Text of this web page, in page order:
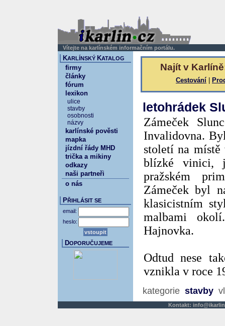
Vítejte na karlínském informačním portálu.
Najít v
Cestování
letohrádek
Zámeček
Invalidovna.
století na
blízké vinici,
pražském
Zámeček byl
klasicistním
malbami
Hajnovka.
Odtud nese
vznikla v roce
kategorie stavby
KARLÍNSKÝ KATALOG
firmy
články
fórum
lexikon
ulice
stavby
osobnosti
názvy
karlínské pověsti
mapka
jízdní řády MHD
trička a mikiny
odkazy
naši partneři
o nás
PŘIHLÁSIT SE
email:
heslo:
DOPORUČUJEME
Kontakt: